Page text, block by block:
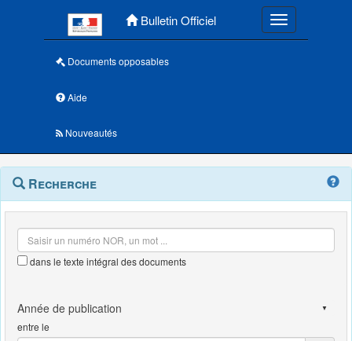
Bulletin Officiel Toggle
Documents opposables
Aide
Nouveautés
Navigation
outils
Menu
contextuel
Recherche
dans le texte intégral des documents
entre le